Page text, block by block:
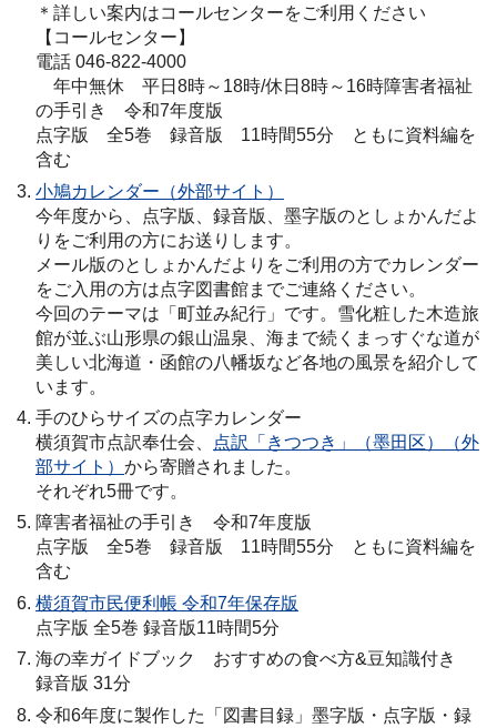
＊詳しい案内はコールセンターをご利用ください
【コールセンター】
電話 046-822-4000
年中無休 平日8時～18時/休日8時～16時障害者福祉
の手引き 令和7年度版
点字版 全5巻 録音版 11時間55分 ともに資料編を
含む
小鳩カレンダー（外部サイト）
今年度から、点字版、録音版、墨字版のとしょかんだよ
りをご利用の方にお送りします。
メール版のとしょかんだよりをご利用の方でカレンダー
をご入用の方は点字図書館までご連絡ください。
今回のテーマは「町並み紀行」です。雪化粧した木造旅
館が並ぶ山形県の銀山温泉、海まで続くまっすぐな道が
美しい北海道・函館の八幡坂など各地の風景を紹介して
います。
手のひらサイズの点字カレンダー
横須賀市点訳奉仕会、
点訳「きつつき」（墨田区）（外
部サイト） から寄贈されました。
それぞれ5冊です。
障害者福祉の手引き 令和7年度版
点字版 全5巻 録音版 11時間55分 ともに資料編を
含む
横須賀市民便利帳 令和7年保存版
点字版 全5巻 録音版11時間5分
海の幸ガイドブック おすすめの食べ方&豆知識付き
録音版 31分
令和6年度に製作した「図書目録」墨字版・点字版・録